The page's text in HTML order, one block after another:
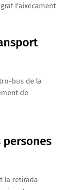
l'aixecament
bus de la
de
la retirada